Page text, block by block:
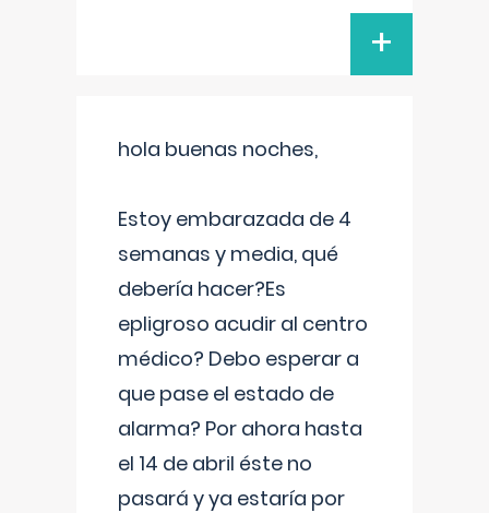
+
hola buenas noches,
Estoy embarazada de 4
semanas y media, qué
debería hacer?Es
epligroso acudir al centro
médico? Debo esperar a
que pase el estado de
alarma? Por ahora hasta
el 14 de abril éste no
pasará y ya estaría por